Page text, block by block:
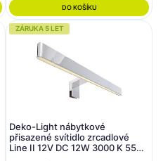
DO KOŠÍKU
ZÁRUKA 5 LET
Deko-Light nábytkové
přisazené svítidlo zrcadlové
Line II 12V DC 12W 3000 K 550